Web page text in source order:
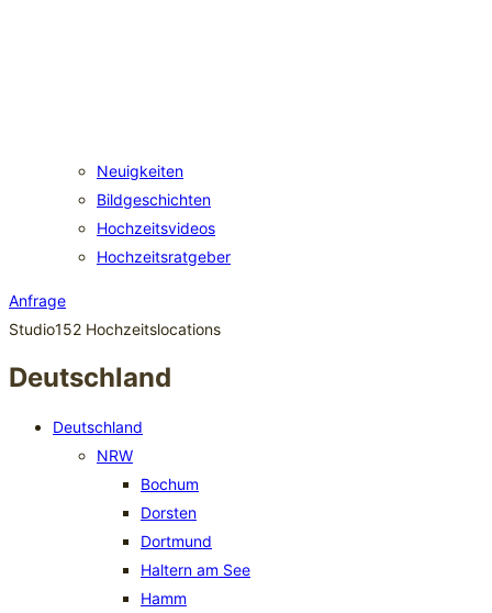
Neuigkeiten
Bildgeschichten
Hochzeitsvideos
Hochzeitsratgeber
Anfrage
Studio152 Hochzeitslocations
Deutschland
Deutschland
NRW
Bochum
Dorsten
Dortmund
Haltern am See
Hamm